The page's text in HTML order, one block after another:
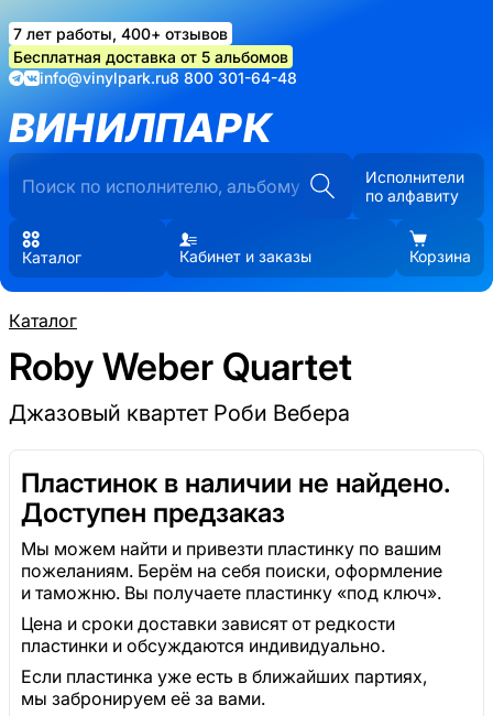
7 лет работы, 400+ отзывов
Бесплатная доставка от 5 альбомов
info@vinylpark.ru8 800 301-64-48
ВИНИЛПАРК
Исполнители
по алфавиту
Каталог Кабинет и заказы Корзина
Каталог
Roby Weber Quartet
Джазовый квартет Роби Вебера
Пластинок в наличии не найдено.
Доступен предзаказ
Мы можем найти и привезти пластинку по вашим
пожеланиям. Берём на себя поиски, оформление
и таможню. Вы получаете пластинку «под ключ».
Цена и сроки доставки зависят от редкости
пластинки и обсуждаются индивидуально.
Если пластинка уже есть в ближайших партиях,
мы забронируем её за вами.